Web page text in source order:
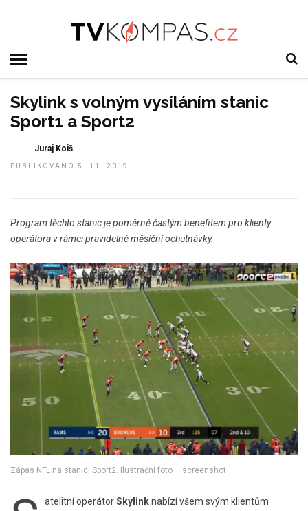
Skylink s volným vysíláním stanic
Sport1 a Sport2
Juraj Koiš
PUBLIKOVÁNO 5. 11. 2019
Program těchto stanic je poměrně častým benefitem pro klienty
operátora v rámci pravidelné měsíční ochutnávky.
Zápas NFL na stanici Sport2. Ilustrační foto – screenshot
atelitní operátorSkylinknabízí všem svým klientům